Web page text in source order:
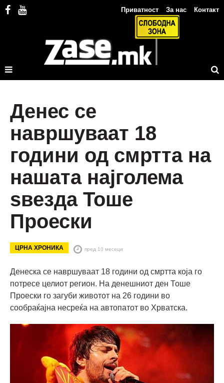
Приватност За нас Контакт
Денес се
навршуваат 18
години од смртта на
нашата најголема
ѕвезда Тоше
Проески
ЦРНА ХРОНИКА пред 10 месеци
Денеска се навршуваат 18 години од смртта која го
потресе целиот регион. На денешниот ден Тоше
Проески го загуби животот на 26 години во
сообраќајна несреќа на автопатот во Хрватска.